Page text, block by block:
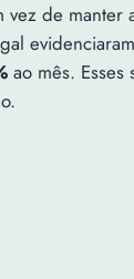
vez de manter
ao mês.